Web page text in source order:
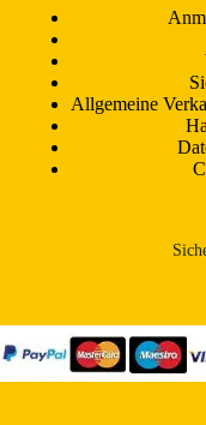
Allgemeine